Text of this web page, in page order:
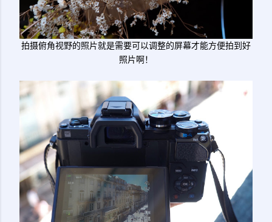
拍摄俯角视野的照片就是需要可以调整的屏幕才能方便拍到好
照片啊！